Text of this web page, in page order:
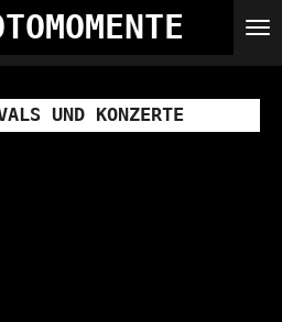
UND KONZERTE